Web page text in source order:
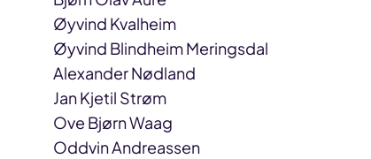
Øyvind Kvalheim
Øyvind Blindheim Meringsdal
Alexander Nødland
Jan Kjetil Strøm
Ove Bjørn Waag
Oddvin Andreassen